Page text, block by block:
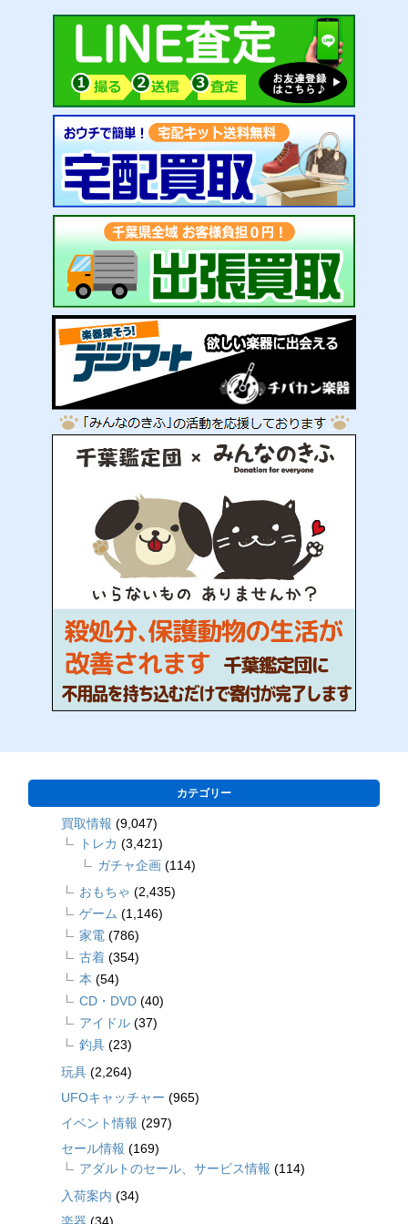
カテゴリー
買取情報 (9,047)
トレカ (3,421)
ガチャ企画 (114)
おもちゃ (2,435)
ゲーム (1,146)
家電 (786)
古着 (354)
本 (54)
CD・DVD (40)
アイドル (37)
釣具 (23)
玩具 (2,264)
UFOキャッチャー (965)
イベント情報 (297)
セール情報 (169)
アダルトのセール、サービス情報 (114)
入荷案内 (34)